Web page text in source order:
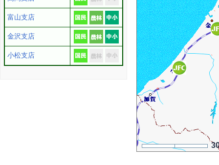
富山支店
金沢支店
小松支店